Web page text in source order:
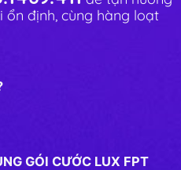
ổn định, cùng hàng loạt
GÓI CƯỚC LUX FPT